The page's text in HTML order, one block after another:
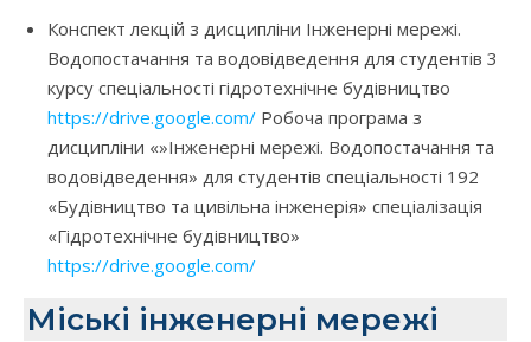
Конспект лекцій з дисципліни Інженерні мережі.
Водопостачання та водовідведення для студентів 3
курсу спеціальності гідротехнічне будівництво
https://drive.google.com/ Робоча програма з
дисципліни «»Інженерні мережі. Водопостачання та
водовідведення» для студентів спеціальності 192
«Будівництво та цивільна інженерія» спеціалізація
«Гідротехнічне будівництво»
https://drive.google.com/
Міські інженерні мережі